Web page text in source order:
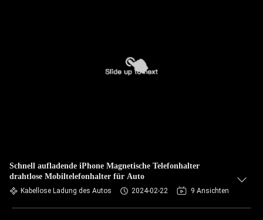
Schnell aufladende iPhone Magnetische Telefonhalter
drahtlose Mobiltelefonhalter für Auto
Kabellose Ladung des Autos 2024-02-22 9 Ansichten